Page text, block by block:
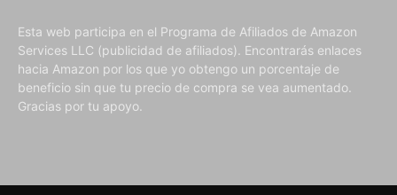
Esta web participa en el Programa de Afiliados de Amazon
Services LLC (publicidad de afiliados). Encontrarás enlaces
hacia Amazon por los que yo obtengo un porcentaje de
beneficio sin que tu precio de compra se vea aumentado.
Gracias por tu apoyo.